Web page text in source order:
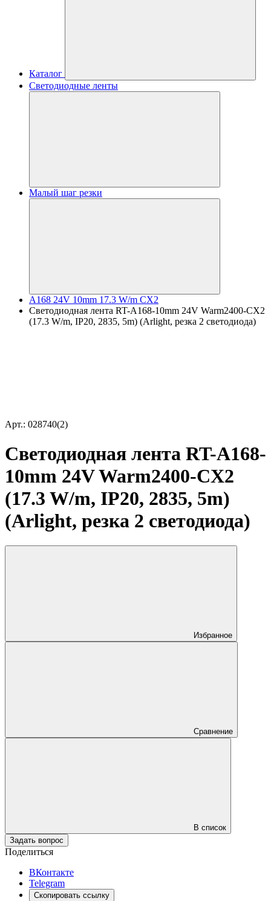
Каталог
Светодиодные ленты
Малый шаг резки
A168 24V 10mm 17.3 W/m CX2
Светодиодная лента RT-A168-10mm 24V Warm2400-CX2
(17.3 W/m, IP20, 2835, 5m) (Arlight, резка 2 светодиода)
Арт.: 028740(2)
Светодиодная лента RT-A168-
10mm 24V Warm2400-CX2
(17.3 W/m, IP20, 2835, 5m)
(Arlight, резка 2 светодиода)
Избранное
Сравнение
В список
Задать вопрос
Поделиться
ВКонтакте
Telegram
Скопировать ссылку